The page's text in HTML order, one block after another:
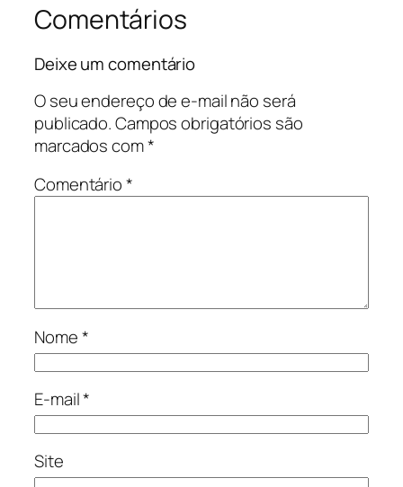
Comentários
Deixe um comentário
O seu endereço de e-mail não será
publicado.Campos obrigatórios são
marcados com*
Comentário*
Nome*
E-mail*
Site